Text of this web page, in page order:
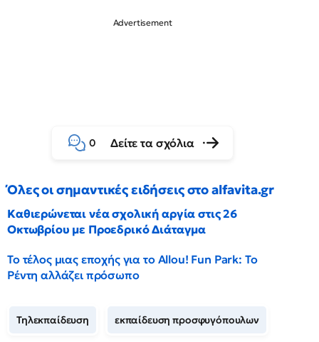
0 Δείτε τα σχόλια
Όλες οι σημαντικές ειδήσεις στο alfavita.gr
Καθιερώνεται νέα σχολική αργία στις 26
Οκτωβρίου με Προεδρικό Διάταγμα
Το τέλος μιας εποχής για το Allou! Fun Park: Το
Ρέντη αλλάζει πρόσωπο
Τηλεκπαίδευση εκπαίδευση προσφυγόπουλων